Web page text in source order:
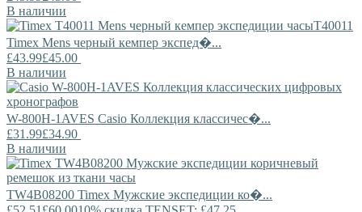
В наличии
T40011
Timex Mens черный кемпер экспед�...
£43.99£45.00
В наличии
W-800H-1AVES Casio Коллекция классичес�...
£31.99£34.90
В наличии
TW4B08200 Timex Мужские экспедиции ко�...